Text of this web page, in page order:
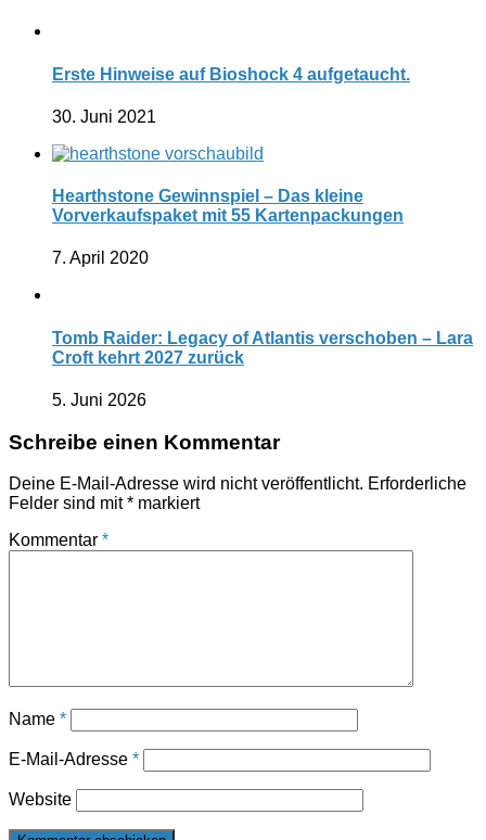
Erste Hinweise auf Bioshock 4 aufgetaucht.
30. Juni 2021
Hearthstone Gewinnspiel – Das kleine
Vorverkaufspaket mit 55 Kartenpackungen
7. April 2020
Tomb Raider: Legacy of Atlantis verschoben – Lara
Croft kehrt 2027 zurück
5. Juni 2026
Schreibe einen Kommentar
Deine E-Mail-Adresse wird nicht veröffentlicht. Erforderliche
Felder sind mit* markiert
Kommentar *
Name *
E-Mail-Adresse *
Website